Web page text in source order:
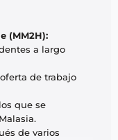
(MM2H):
a largo
de trabajo
que se
de varios